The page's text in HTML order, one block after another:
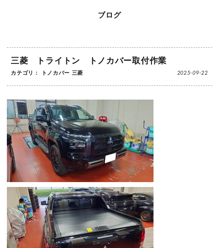
ブログ
三菱 トライトン トノカバー取付作業
カテゴリ： トノカバー 三菱 2025-09-22